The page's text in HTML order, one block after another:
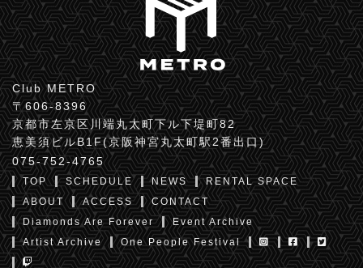
Club METRO
〒606-8396
京都市左京区川端丸太町下ル下堤町82
恵美須ビルB1F(京阪神宮丸太町駅2番出口)
075-752-4765
TOP SCHEDULE NEWS
RENTAL SPACE
ABOUT
ACCESS
CONTACT
Diamonds Are Forever
Event Archive
Artist Archive
One People Festival